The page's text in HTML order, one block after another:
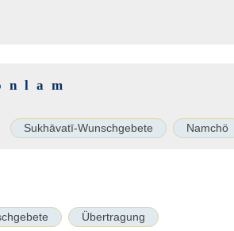
Sukhāvatī-Wunschgebete Namchö
Übertragung